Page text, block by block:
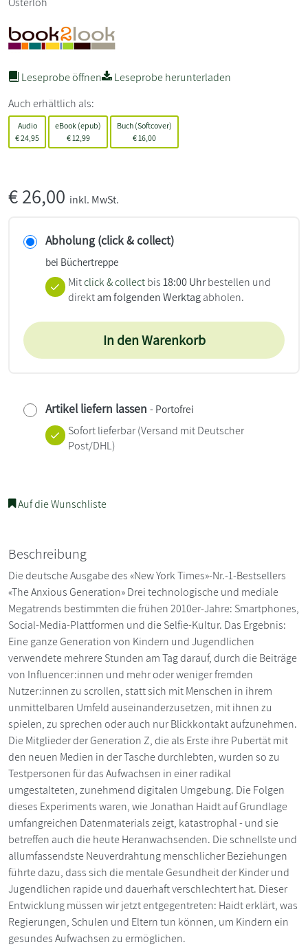
Leseprobe öffnen
Leseprobe herunterladen
Auch erhältlich als:
Audio
€24,95
eBook (epub)
€12,99
Buch (Softcover)
€ 16,00
€26,00 inkl. MwSt.
Abholung (click & collect)
bei Büchertreppe
Mitclick & collect bis18:00 Uhrbestellen und
direktam folgenden Werktagabholen.
In den Warenkorb
Artikel liefern lassen - Portofrei
Sofort lieferbar(Versand mit Deutscher
Post/DHL)
Auf die Wunschliste
Beschreibung
Die deutsche Ausgabe des «New York Times»-Nr.-1-Bestsellers
«The Anxious Generation» Drei technologische und mediale
Megatrends bestimmten die frühen 2010er-Jahre: Smartphones,
Social-Media-Plattformen und die Selfie-Kultur. Das Ergebnis:
Eine ganze Generation von Kindern und Jugendlichen
verwendete mehrere Stunden am Tag darauf, durch die Beiträge
von Influencer:innen und mehr oder weniger fremden
Nutzer:innen zu scrollen, statt sich mit Menschen in ihrem
unmittelbaren Umfeld auseinanderzusetzen, mit ihnen zu
spielen, zu sprechen oder auch nur Blickkontakt aufzunehmen.
Die Mitglieder der Generation Z, die als Erste ihre Pubertät mit
den neuen Medien in der Tasche durchlebten, wurden so zu
Testpersonen für das Aufwachsen in einer radikal
umgestalteten, zunehmend digitalen Umgebung. Die Folgen
dieses Experiments waren, wie Jonathan Haidt auf Grundlage
umfangreichen Datenmaterials zeigt, katastrophal - und sie
betreffen auch die heute Heranwachsenden. Die schnellste und
allumfassendste Neuverdrahtung menschlicher Beziehungen
führte dazu, dass sich die mentale Gesundheit der Kinder und
Jugendlichen rapide und dauerhaft verschlechtert hat. Dieser
Entwicklung müssen wir jetzt entgegentreten: Haidt erklärt, was
Regierungen, Schulen und Eltern tun können, um Kindern ein
gesundes Aufwachsen zu ermöglichen.